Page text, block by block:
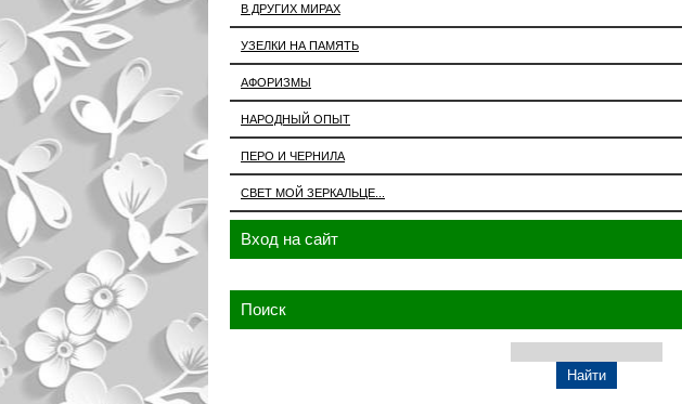
В ДРУГИХ МИРАХ
УЗЕЛКИ НА ПАМЯТЬ
АФОРИЗМЫ
НАРОДНЫЙ ОПЫТ
ПЕРО И ЧЕРНИЛА
СВЕТ МОЙ ЗЕРКАЛЬЦЕ...
Вход на сайт
Поиск